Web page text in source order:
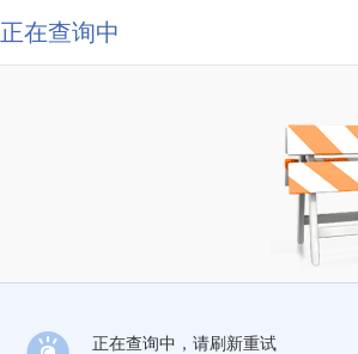
正在查询中
正在查询中，请刷新重试